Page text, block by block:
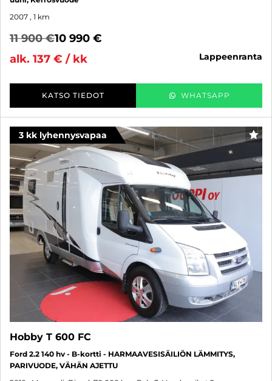
2007 , 1 km
11 900 €10 990 €
alk. 137 € / kk
lappeenranta
KATSO TIEDOT WHATSAPP
3 kk lyhennysvapaa
Hobby T 600 FC
Ford 2.2 140 hv - B-kortti - HARMAAVESISÄILIÖN LÄMMITYS,
PARIVUODE, VÄHÄN AJETTU